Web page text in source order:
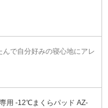
んで自分好みの寝心地にアレ
用 -12℃まくらパッド AZ-